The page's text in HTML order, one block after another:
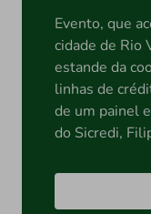
Evento, que
cidade de Rio
estande da
linhas de
de um painel
do Sicredi,